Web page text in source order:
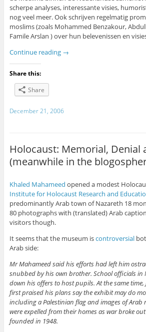
scherpe analyses, interessante visies,
nog veel meer. Ook schrijven regelmatig
moslims (zoals Mohammed Benzakour,
Famile Arslan ) over hun belevenissen en
Continue reading →
Share this:
Share
December 21, 2006
Holocaust: Memorial, Denial
(meanwhile in the
Khaled Mahameed opened a modest
Institute for Holocaust Research and
predominantly Arab town of Nazareth 18
80 photographs with (translated) Arab
visitors though.
It seems that the museum iscontroversial
Arab side:
Mr Mahameed said his efforts had left him
snubbed by his own brother. School officials in
down his offers to host pupils. At the same time,
first praised his plans say the exhibit may do
including a Palestinian flag and images of Arab
were expelled from their homes as war broke
founded in 1948.